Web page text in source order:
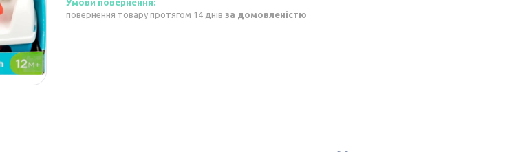
повернення товару протягом 14 днів за домовленістю